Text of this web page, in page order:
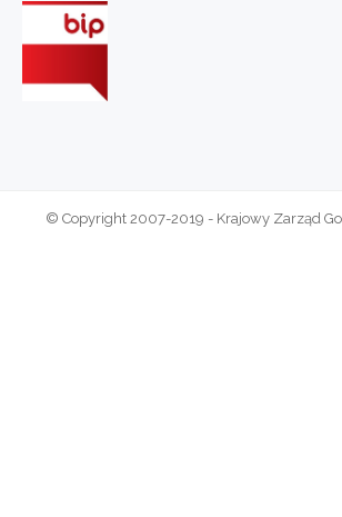
© Copyright 2007-2019 - Krajowy Zarząd